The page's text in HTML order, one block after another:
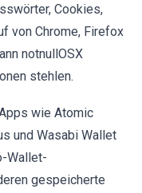
Cookies,
von Chrome, Firefox
notnullOSX
stehlen.
wie Atomic
und Wasabi Wallet
Wallet-
gespeicherte